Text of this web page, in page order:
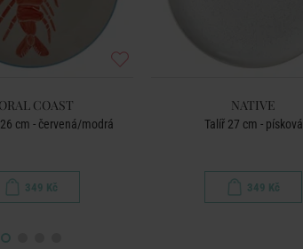
COAST
cm - červená/modrá
349 Kč
NATIVE
Talíř 27 cm - písková
349 Kč